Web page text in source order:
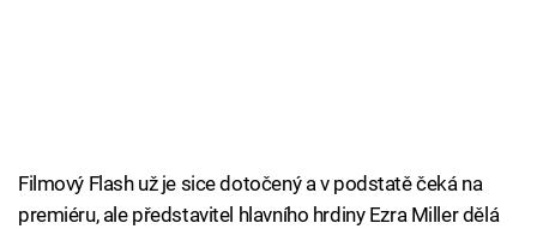
Filmový Flash už je sice dotočený a v podstatě čeká na
premiéru, ale představitel hlavního hrdiny Ezra Miller dělá